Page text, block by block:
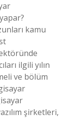
kamu
ilgili yılın
ve bölüm
şirketleri,